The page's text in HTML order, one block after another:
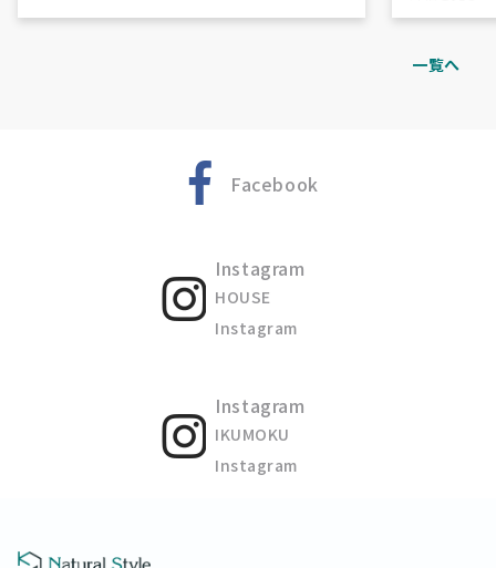
一覧へ
Facebook
Instagram
HOUSE
Instagram
Instagram
IKUMOKU
Instagram